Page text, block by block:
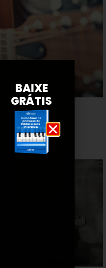
BAIXE
GRÁTIS